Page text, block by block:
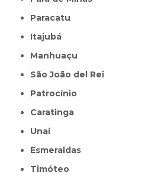
Paracatu
Itajubá
Manhuaçu
São João del Rei
Patrocínio
Caratinga
Unaí
Esmeraldas
Timóteo